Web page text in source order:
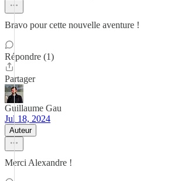
Bravo pour cette nouvelle aventure !
Répondre (1)
Partager
Guillaume Gau
Jul 18, 2024
Auteur
Merci Alexandre !